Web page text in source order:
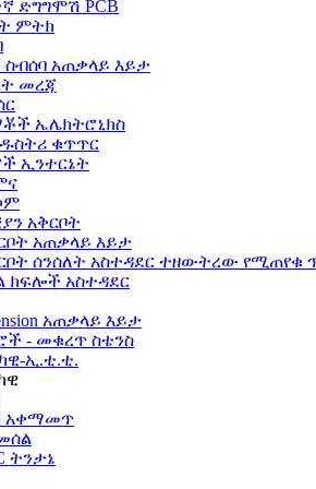
ድግግሞሽ PCB
ምትክ
ስብሰባ አጠቃላይ እይታ
መረጃ
ኤሌክትሮኒክስ
ቁጥጥር
ኢንተርኔት
አቅርቦት
አጠቃላይ እይታ
ሰንሰለት አስተዳደር ተዘውትረው የሚጠየቁ
ክፍሎች አስተዳደር
አጠቃላይ እይታ
- መቁረጥ ስቴንስ
ኢ.ቲ.ቲ.
አቀማመጥ
ትንታኔ